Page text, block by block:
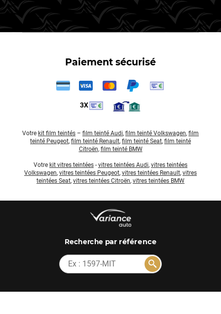
Paiement sécurisé
3X
Votre kit film teintés – film teinté Audi, film teinté Volkswagen, film
teinté Peugeot, film teinté Renault, film teinté Seat, film teinté
Citroën, film teinté BMW
Votre kit vitres teintées - vitres teintées Audi, vitres teintées
Volkswagen, vitres teintées Peugeot, vitres teintées Renault, vitres
teintées Seat, vitres teintées Citroën, vitres teintées BMW
Recherchepar référence